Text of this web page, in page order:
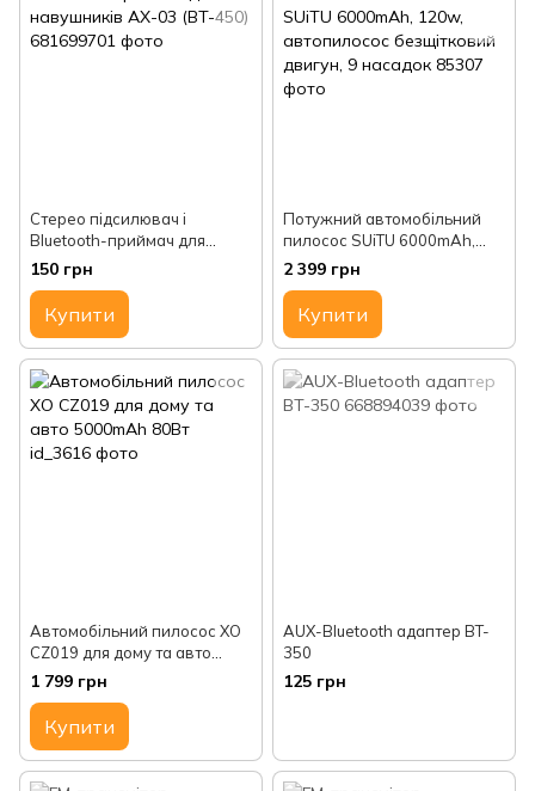
Стерео підсилювач і
Bluetooth-приймач для
навушників AX-03 (BT-450)
150 грн
Купити
Потужний автомобільний
пилосос SUiTU 6000mAh,
120w, автопилосос
безщітковий двигун, 9
насадок
2 399 грн
Купити
Автомобільний пилосос XO
CZ019 для дому та авто
5000mAh 80Вт
1 799 грн
Купити
AUX-Bluetooth адаптер BT-
350
125 грн